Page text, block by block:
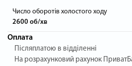
Число оборотів холостого ходу
2600 об/хв
Оплата
Післяплатою в відділенні
На розрахунковий рахунок